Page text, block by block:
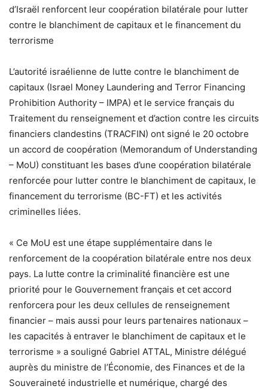
d’Israël renforcent leur coopération bilatérale pour lutter
contre le blanchiment de capitaux et le financement du
terrorisme
L’autorité israélienne de lutte contre le blanchiment de
capitaux (Israel Money Laundering and Terror Financing
Prohibition Authority – IMPA) et le service français du
Traitement du renseignement et d’action contre les circuits
financiers clandestins (TRACFIN) ont signé le 20 octobre
un accord de coopération (Memorandum of Understanding
– MoU) constituant les bases d’une coopération bilatérale
renforcée pour lutter contre le blanchiment de capitaux, le
financement du terrorisme (BC-FT) et les activités
criminelles liées.
« Ce MoU est une étape supplémentaire dans le
renforcement de la coopération bilatérale entre nos deux
pays. La lutte contre la criminalité financière est une
priorité pour le Gouvernement français et cet accord
renforcera pour les deux cellules de renseignement
financier – mais aussi pour leurs partenaires nationaux –
les capacités à entraver le blanchiment de capitaux et le
terrorisme » a souligné Gabriel ATTAL, Ministre délégué
auprès du ministre de l’Économie, des Finances et de la
Souveraineté industrielle et numérique, chargé des